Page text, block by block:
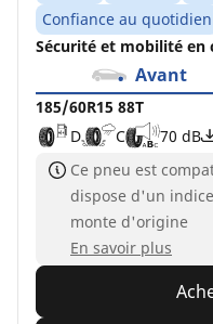
Confiance au quotidien
Sécurité et mobilité en
Avant
185/60R15 88T
D
C 70 dB
Ce pneu est
dispose d'un
monte d'origine
En savoir plus